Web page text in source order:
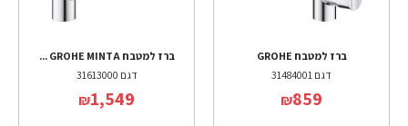
ברז למטבח GROHE
דגם 31484001
₪859
ברז למטבח GROHE MINTA ...
דגם 31613000
₪1,549